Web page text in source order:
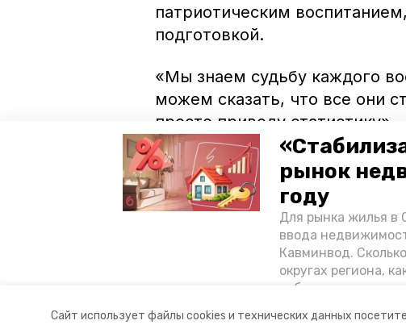
Сайт использует файлы cookies и технических данных
рынок
году
Для рынка жилья в
ввода
Кавминвод.
округах региона,
себестоимость
«Победы26».
патриотическим
подготовкой.
«Мы знаем судьбу каждого
можем сказать, что все они
просто приведу
Так, сейчас только 10
криминальные круги.
получить образование, найти
семьями и детьми.
Подробнее о судьбах